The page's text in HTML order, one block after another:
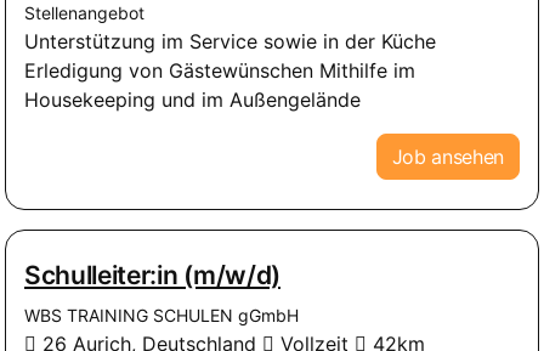
Stellenangebot
Unterstützung im Service sowie in der Küche
Erledigung von Gästewünschen Mithilfe im
Housekeeping und im Außengelände
Job ansehen
Schulleiter:in (m/w/d)
WBS TRAINING SCHULEN gGmbH
26 Aurich, Deutschland Vollzeit 42km